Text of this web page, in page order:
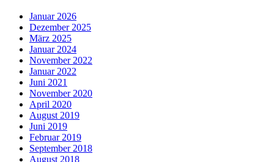
Januar 2026
Dezember 2025
März 2025
Januar 2024
November 2022
Januar 2022
Juni 2021
November 2020
April 2020
August 2019
Juni 2019
Februar 2019
September 2018
August 2018